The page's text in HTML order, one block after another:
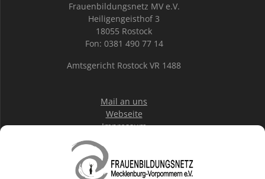
Frauenbildungsnetz MV e.V.
Heiligengeisthof 3
18055 Rostock
Fon: 0381 490 77 14
Amtsgericht Rostock VR 1488
Mail an uns
Webseite
Impressum
IBAN: